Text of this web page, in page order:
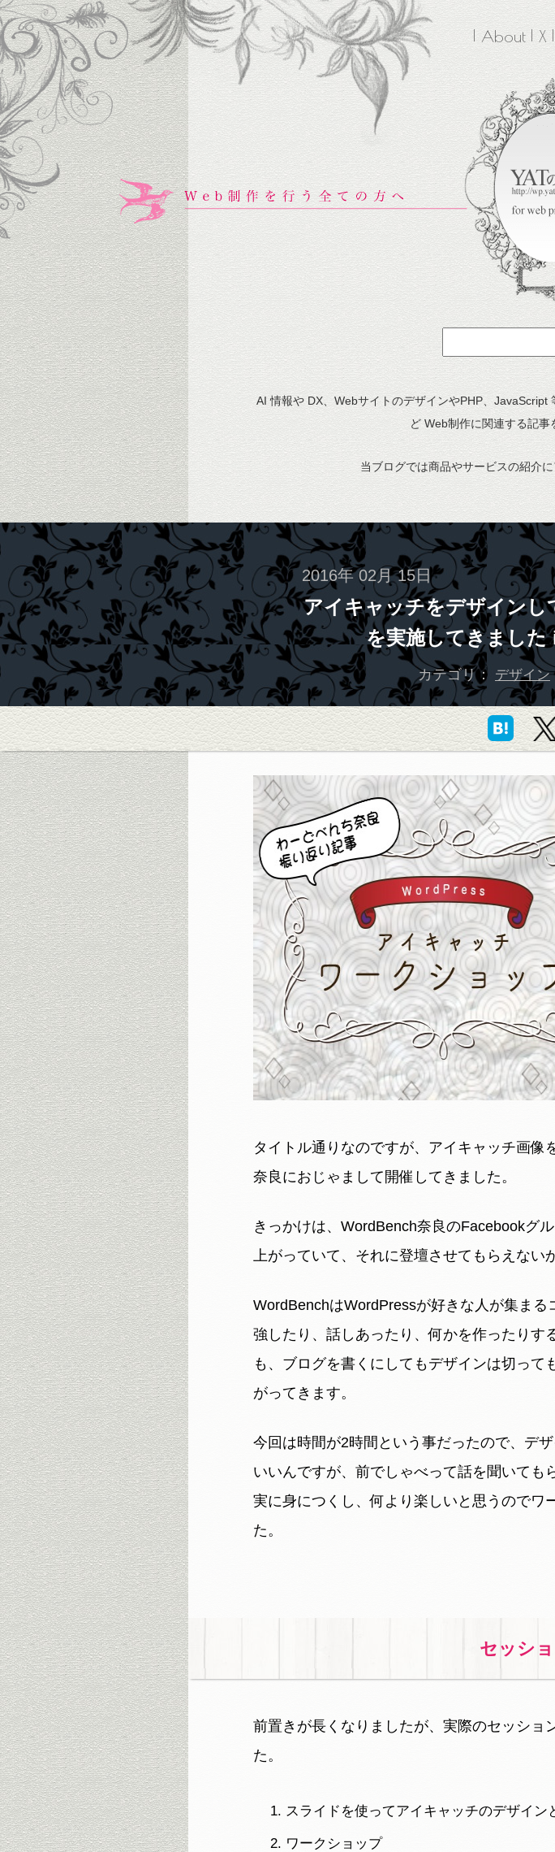
About X
AI 情報や DX、WebサイトのデザインやPHP、
ど Web制作に関連する記事
当ブログでは商品やサービスの紹介
2016年 02月 15日
アイキャッチをデザインし
を実施してきまし
カテゴリ： デザイン
タイトル通りなのですが、アイキャッチ画
奈良におじゃまして開催してきました。
きっかけは、WordBench奈良のFacebookグ
上がっていて、それに登壇させてもらえない
WordBenchはWordPressが好きな人が集ま
強したり、話しあったり、何かを作ったりす
も、ブログを書くにしてもデザインは切っ
がってきます。
今回は時間が2時間という事だったので、デ
いいんですが、前でしゃべって話を聞いても
実に身につくし、何より楽しいと思うのでワ
た。
セッシ
前置きが長くなりましたが、実際のセッショ
た。
スライドを使ってアイキャッチのデザイ
ワークショップ